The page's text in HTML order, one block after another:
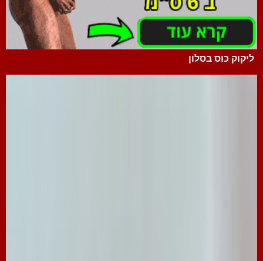
ליקוק כוס בסלון